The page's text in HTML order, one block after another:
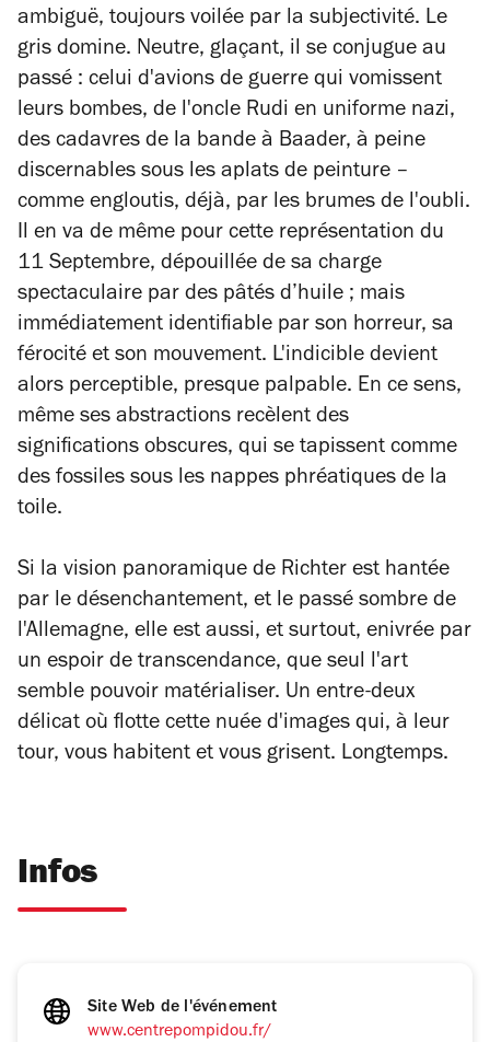
ambiguë, toujours voilée par la subjectivité. Le
gris domine. Neutre, glaçant, il se conjugue au
passé : celui d'avions de guerre qui vomissent
leurs bombes, de l'oncle Rudi en uniforme nazi,
des cadavres de la bande à Baader, à peine
discernables sous les aplats de peinture –
comme engloutis, déjà, par les brumes de l'oubli.
Il en va de même pour cette représentation du
11 Septembre, dépouillée de sa charge
spectaculaire par des pâtés d’huile ; mais
immédiatement identifiable par son horreur, sa
férocité et son mouvement. L'indicible devient
alors perceptible, presque palpable. En ce sens,
même ses abstractions recèlent des
significations obscures, qui se tapissent comme
des fossiles sous les nappes phréatiques de la
toile.
Si la vision panoramique de Richter est hantée
par le désenchantement, et le passé sombre de
l'Allemagne, elle est aussi, et surtout, enivrée par
un espoir de transcendance, que seul l'art
semble pouvoir matérialiser. Un entre-deux
délicat où flotte cette nuée d'images qui, à leur
tour, vous habitent et vous grisent. Longtemps.
Infos
Site Web de l'événement
www.centrepompidou.fr/